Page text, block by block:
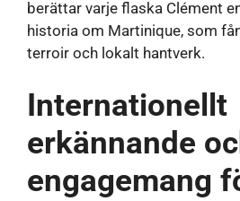
berättar varje flaska Clément
historia om Martinique, som
terroir och lokalt hantverk.
Internationellt
erkännande
engagemang